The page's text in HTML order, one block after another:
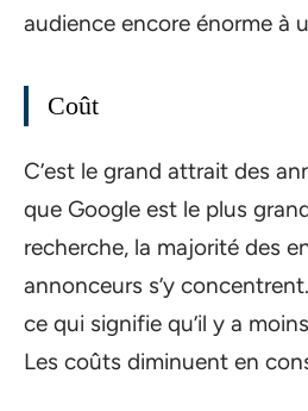
audience encore énorme à
Coût
C’est le grand attrait des
que Google est le plus
recherche, la majorité des
annonceurs s’y
ce qui signifie qu’il y a
Les coûts diminuent en